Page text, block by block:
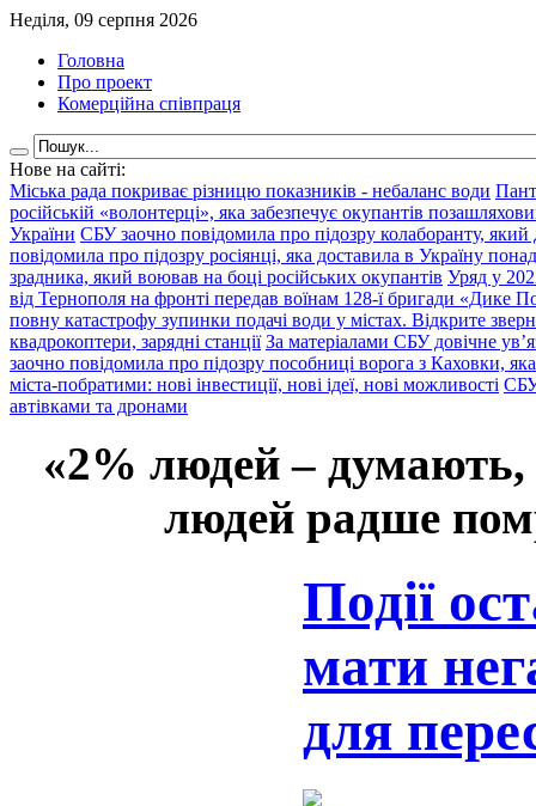
Неділя, 09 серпня 2026
Головна
Про проект
Комерційна співпраця
Нове на сайті:
Міська рада покриває різницю показників - небаланс води
російській «волонтерці», яка забезпечує окупантів
України СБУ заочно повідомила про підозру колаборанту,
повідомила про підозру росіянці, яка доставила в Україну
зрадника, який воював на боці російських окупантів Уряд у
від Тернополя на фронті передав воїнам 128-ї бригади «Дике
повну катастрофу зупинки подачі води у містах. Відкрите
квадрокоптери, зарядні станції За матеріалами СБУ довічне
заочно повідомила про підозру пособниці ворога з Каховки,
міста-побратими: нові інвестиції, нові ідеї, нові можливості СБУ
автівками та дронами
«2% людей –
людей радше
Події
мати
для